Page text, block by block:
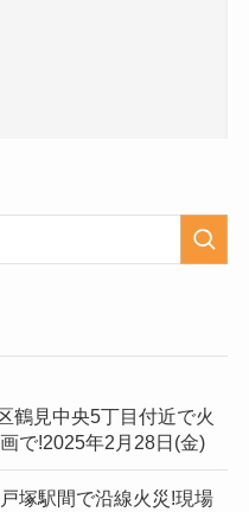
鶴見中央5丁目付近で火
で!2025年2月28日(金)
塚駅間で沿線火災!現場